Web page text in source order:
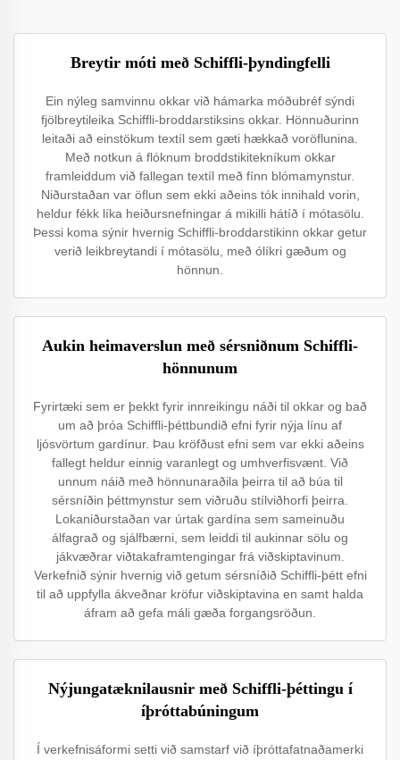
Breytir móti með Schiffli-þyndingfelli
Ein nýleg samvinnu okkar við hámarka móðubréf sýndi
fjölbreytileika Schiffli-broddarstiksins okkar. Hönnuðurinn
leitaði að einstökum textíl sem gæti hækkað voröflunina.
Með notkun á flóknum broddstikitekníkum okkar
framleiddum við fallegan textíl með fínn blómamynstur.
Niðurstaðan var öflun sem ekki aðeins tók innihald vorin,
heldur fékk líka heiðursnefningar á mikilli hátíð í mótasölu.
Þessi koma sýnir hvernig Schiffli-broddarstikinn okkar getur
verið leikbreytandi í mótasölu, með ólíkri gæðum og
hönnun.
Aukin heimaverslun með sérsniðnum Schiffli-
hönnunum
Fyrirtæki sem er þekkt fyrir innreikingu náði til okkar og bað
um að þróa Schiffli-þéttbundið efni fyrir nýja línu af
ljósvörtum gardínur. Þau kröfðust efni sem var ekki aðeins
fallegt heldur einnig varanlegt og umhverfisvænt. Við
unnum náið með hönnunaraðila þeirra til að búa til
sérsníðin þéttmynstur sem viðruðu stílviðhorfi þeirra.
Lokaniðurstaðan var úrtak gardína sem sameinuðu
álfagrað og sjálfbærni, sem leiddi til aukinnar sölu og
jákvæðrar viðtakaframtengingar frá viðskiptavinum.
Verkefnið sýnir hvernig við getum sérsníðið Schiffli-þétt efni
til að uppfylla ákveðnar kröfur viðskiptavina en samt halda
áfram að gefa máli gæða forgangsröðun.
Nýjungatæknilausnir með Schiffli-þéttingu í
íþróttabúningum
Í verkefnisáformi setti við samstarf við íþróttafatnaðamerki